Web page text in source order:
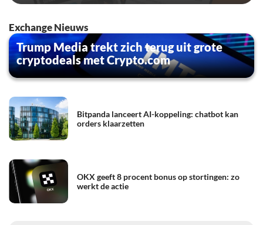
Exchange Nieuws
Trump Media trekt zich terug uit grote
cryptodeals met Crypto.com
Bitpanda lanceert AI-koppeling: chatbot kan
orders klaarzetten
OKX geeft 8 procent bonus op stortingen: zo
werkt de actie